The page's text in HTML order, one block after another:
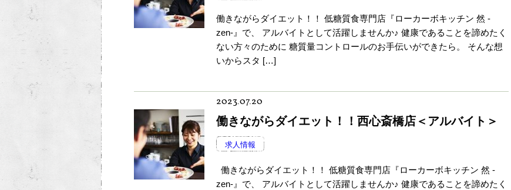
働きながらダイエット！！ 低糖質食専門店『ローカーボキッチン 然 -
zen-』で、 アルバイトとして活躍しませんか♪ 健康であることを諦めたく
ない方々のために 糖質量コントロールのお手伝いができたら。 そんな想
いからスタ […]
2023.07.20
働きながらダイエット！！西心斎橋店＜アルバイト＞
求人情報
働きながらダイエット！！ 低糖質食専門店『ローカーボキッチン 然 -
zen-』で、 アルバイトとして活躍しませんか♪ 健康であることを諦めたく